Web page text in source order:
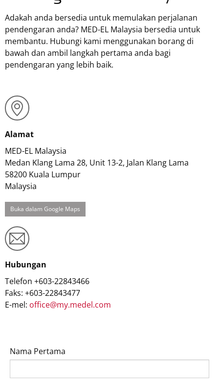
Adakah anda bersedia untuk memulakan perjalanan
pendengaran anda? MED-EL Malaysia bersedia untuk
membantu. Hubungi kami menggunakan borang di
bawah dan ambil langkah pertama anda bagi
pendengaran yang lebih baik.
Alamat
MED-EL Malaysia
Medan Klang Lama 28, Unit 13-2, Jalan Klang Lama
58200 Kuala Lumpur
Malaysia
Buka dalam Google Maps
Hubungan
Telefon +603-22843466
Faks: +603-22843477
E-mel: office@my.medel.com
Nama Pertama